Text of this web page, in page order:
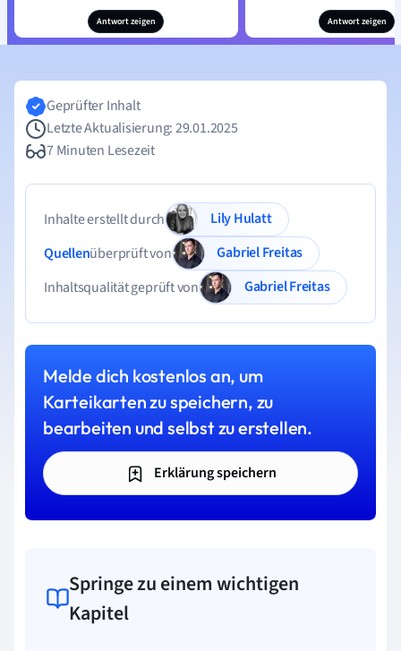
Antwort zeigen Antwort zeigen
Geprüfter Inhalt
Letzte Aktualisierung: 29.01.2025
7 Minuten Lesezeit
Inhalte erstellt durch
Lily Hulatt
Quellenüberprüft von
Gabriel Freitas
Inhaltsqualität geprüft von
Gabriel Freitas
Melde dich kostenlos an, um
Karteikarten zu speichern, zu
bearbeiten und selbst zu erstellen.
Erklärung speichern
Springe zu einem wichtigen
Kapitel